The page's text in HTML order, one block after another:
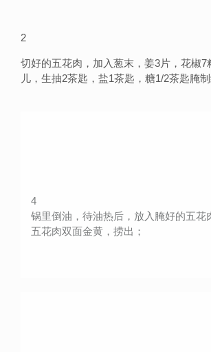
2
切好的五花肉，加入葱末，姜3片，花椒7
儿，生抽2茶匙，盐1茶匙，糖1/2茶匙腌制
4
锅里倒油，待油热后，放入腌好的五花
五花肉双面金黄，捞出；